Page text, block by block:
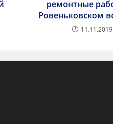
ремонтные
Ровеньковском
11.11.2019